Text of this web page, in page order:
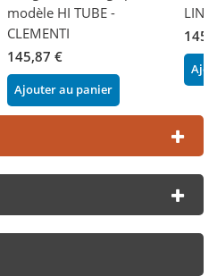
modèle HI TUBE -
CLEMENTI
145,87 €
Ajouter au panier